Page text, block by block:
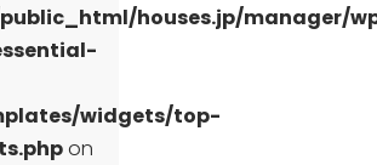
houses.jp/manager/
widgets/top-
on